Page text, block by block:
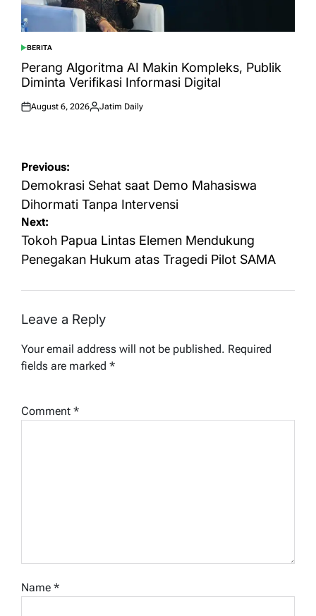
POSTED
IN
BERITA
Perang Algoritma AI Makin Kompleks, Publik
Diminta Verifikasi Informasi Digital
Posted
August 6, 2026
Posted
Jatim Daily
Post
navigation
Previous:
Demokrasi Sehat saat Demo Mahasiswa
Dihormati Tanpa Intervensi
Next:
Tokoh Papua Lintas Elemen Mendukung
Penegakan Hukum atas Tragedi Pilot SAMA
Leave a Reply
Your email address will not be published. Required
fields are marked *
Comment *
Name *